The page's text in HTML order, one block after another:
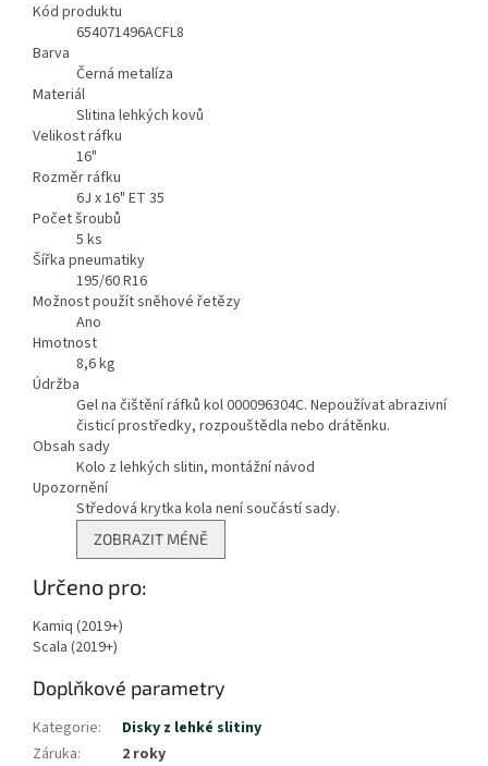
Kód produktu
654071496ACFL8
Barva
Černá metalíza
Materiál
Slitina lehkých kovů
Velikost ráfku
16"
Rozměr ráfku
6J x 16" ET 35
Počet šroubů
5 ks
Šířka pneumatiky
195/60 R16
Možnost použít sněhové řetězy
Ano
Hmotnost
8,6kg
Údržba
Gel na čištění ráfků kol 000096304C. Nepoužívat abrazivní
čisticí prostředky, rozpouštědla nebo drátěnku.
Obsah sady
Kolo z lehkých slitin, montážní návod
Upozornění
Středová krytka kola není součástí sady.
ZOBRAZIT MÉNĚ
Určeno pro:
Kamiq (2019+)
Scala (2019+)
Doplňkové parametry
Kategorie:
Disky z lehké slitiny
Záruka:
2 roky